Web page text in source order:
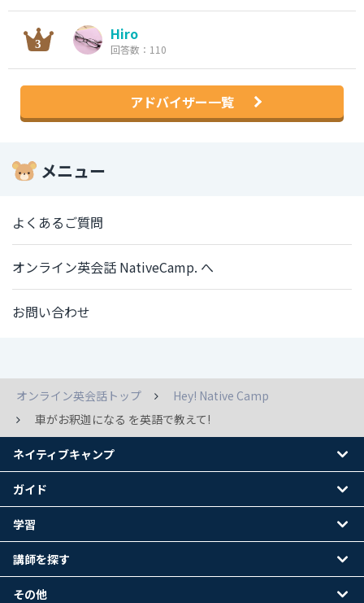
Hiro
回答数：110
アドバイザー一覧
メニュー
よくあるご質問
オンライン英会話 NativeCamp. へ
お問い合わせ
オンライン英会話トップ
Hey! Native Camp
車がお釈迦になる を英語で教えて!
ネイティブキャンプ
ガイド
学習
講師を探す
その他